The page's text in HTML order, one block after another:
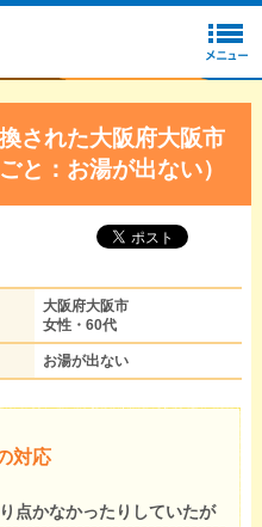
された大阪府大阪市
と：お湯が出ない）
大阪府大阪市
女性・60代
お湯が出ない
対応
点かなかったりしていたが